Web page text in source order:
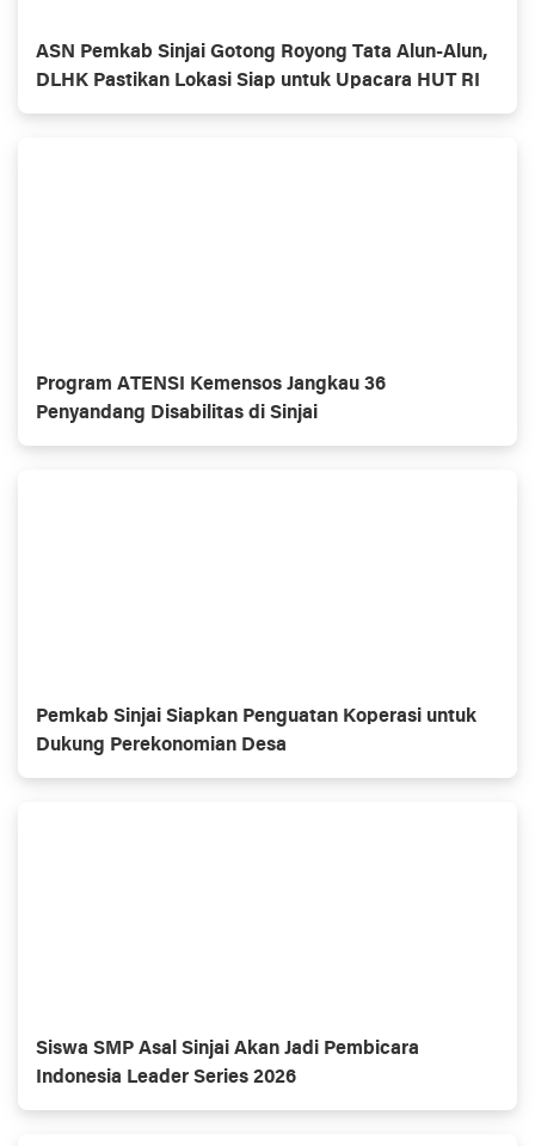
ASN Pemkab Sinjai Gotong Royong Tata Alun-Alun,
DLHK Pastikan Lokasi Siap untuk Upacara HUT RI
Program ATENSI Kemensos Jangkau 36
Penyandang Disabilitas di Sinjai
Pemkab Sinjai Siapkan Penguatan Koperasi untuk
Dukung Perekonomian Desa
Siswa SMP Asal Sinjai Akan Jadi Pembicara
Indonesia Leader Series 2026